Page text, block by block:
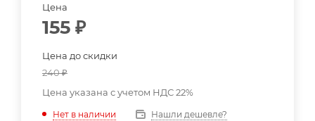
Цена
155 ₽
Цена до скидки
240₽
Цена указана с учетом НДС 22%
Нет в наличии Нашли дешевле?